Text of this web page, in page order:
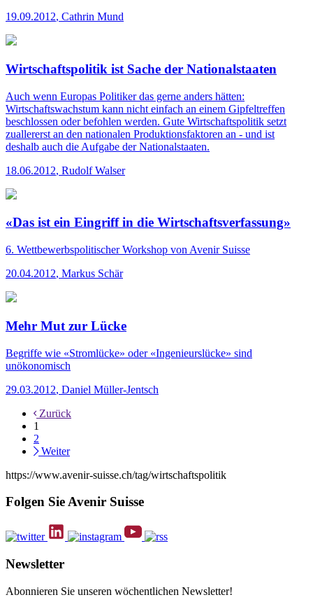
19.09.2012, Cathrin Mund
Wirtschaftspolitik ist Sache der Nationalstaaten
Auch wenn Europas Politiker das gerne anders hätten:
Wirtschaftswachstum kann nicht einfach an einem Gipfeltreffen
beschlossen oder befohlen werden. Gute Wirtschaftspolitik setzt
zuallererst an den nationalen Produktionsfaktoren an - und ist
deshalb auch die Aufgabe der Nationalstaaten.
18.06.2012, Rudolf Walser
«Das ist ein Eingriff in die Wirtschaftsverfassung»
6. Wettbewerbspolitischer Workshop von Avenir Suisse
20.04.2012, Markus Schär
Mehr Mut zur Lücke
Begriffe wie «Stromlücke» oder «Ingenieurslücke» sind
unökonomisch
29.03.2012, Daniel Müller-Jentsch
Zurück
1
2
Weiter
https://www.avenir-suisse.ch/tag/wirtschaftspolitik
Folgen Sie Avenir Suisse
Newsletter
Abonnieren Sie unseren wöchentlichen Newsletter!